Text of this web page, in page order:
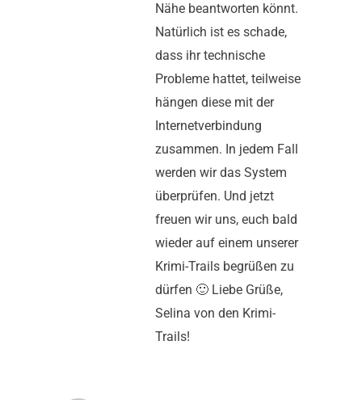
Nähe beantworten könnt.
Natürlich ist es schade,
dass ihr technische
Probleme hattet, teilweise
hängen diese mit der
Internetverbindung
zusammen. In jedem Fall
werden wir das System
überprüfen. Und jetzt
freuen wir uns, euch bald
wieder auf einem unserer
Krimi-Trails begrüßen zu
dürfen 🙂 Liebe Grüße,
Selina von den Krimi-
Trails!